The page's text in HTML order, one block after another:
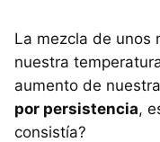
La mezcla de unos
nuestra
aumento de
por persistencia,
consistía?